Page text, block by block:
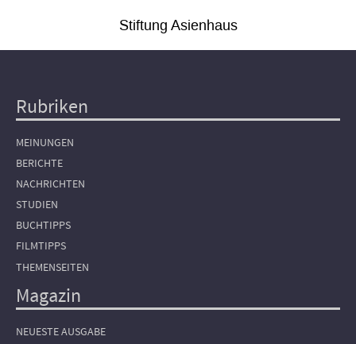
Stiftung Asienhaus
Hauptnavigation
Rubriken
MEINUNGEN
BERICHTE
NACHRICHTEN
STUDIEN
BUCHTIPPS
FILMTIPPS
THEMENSEITEN
Magazin
NEUESTE AUSGABE